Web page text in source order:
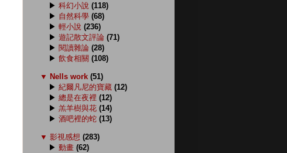
▶ 科幻小說 (118)
▶ 自然科學 (68)
▶ 輕小說 (236)
▶ 遊記散文評論 (71)
▶ 閱讀雜論 (28)
▶ 飲食相關 (108)
▼ Nells work (51)
▶ 紀爾凡尼的寶藏 (12)
▶ 總是在夜裡 (12)
▶ 羔羊樹與花 (14)
▶ 酒吧裡的蛇 (13)
▼ 影視感想 (283)
▶ 動畫 (62)